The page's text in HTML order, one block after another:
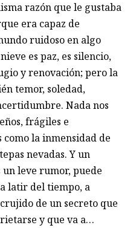
razón que le gustaba
era capaz de
ruidoso en algo
es paz, es silencio,
y renovación; pero la
temor, soledad,
Nada nos
frágiles e
la inmensidad de
nevadas. Y un
leve rumor, puede
latir del tiempo, a
de un secreto que
y que va a…